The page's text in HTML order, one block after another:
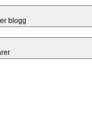
blogg